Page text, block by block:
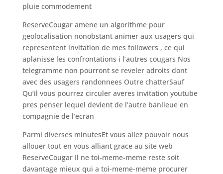
pluie commodement
ReserveCougar amene un algorithme pour
geolocalisation nonobstant animer aux usagers qui
representent invitation de mes followers , ce qui
aplanisse les confrontations i l’autres cougars Nos
telegramme non pourront se reveler adroits dont
avec des usagers randonnees Outre chatterSauf
Qu’il vous pourrez circuler averes invitation youtube
pres penser lequel devient de l’autre banlieue en
compagnie de l’ecran
Parmi diverses minutesEt vous allez pouvoir nous
allouer tout en vous alliant grace au site web
ReserveCougar Il ne toi-meme-meme reste soit
davantage mieux qui a toi-meme-meme procurer